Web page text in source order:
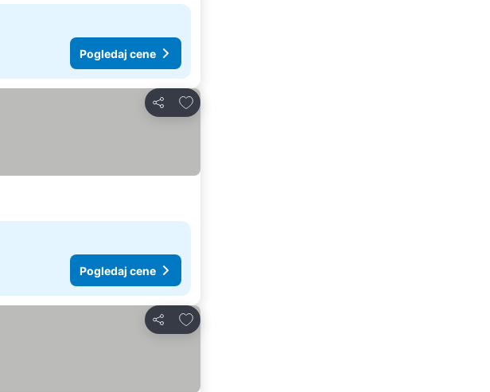
Pogledaj cene
Deli
Dodati u favorite
Pogledaj cene
Deli
Dodati u favorite